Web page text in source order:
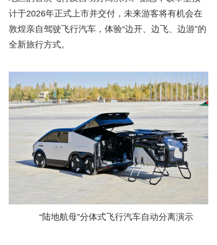
计于2026年正式上市并交付，未来游客将有机会在
敦煌亲自驾驶飞行汽车，体验“边开、边飞、边游”的
全新旅行方式。
“陆地航母”分体式飞行汽车自动分离演示